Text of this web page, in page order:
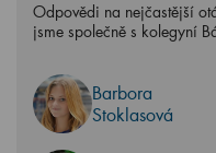
Odpovědi na nejčastější
jsme společně s kolegyní
Barbora
Stoklasová